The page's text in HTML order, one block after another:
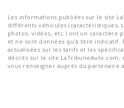
Les informations publiées sur le site
différents véhicules (caractéristiques,
photos, vidéos, etc.) ont un caractère
et ne sont données qu'à titre indicatif.
actualisées sur les tarifs et les
décrits sur le site LaTribuneAuto.com,
vous renseigner auprès du partenaire